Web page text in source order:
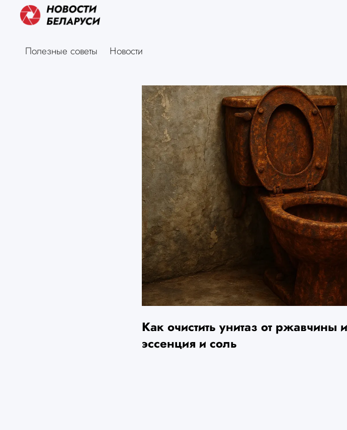
Полезные советы Новости
Как очистить унитаз от ржавчины
эссенция и соль